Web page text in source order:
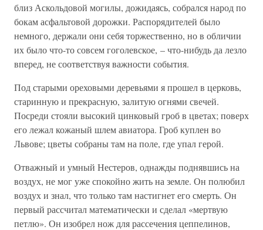
близ Аскольдовой могилы, дожидаясь, собрался народ по
бокам асфальтовой дорожки. Распорядителей было
немного, держали они себя торжественно, но в обличии
их было что-то совсем гоголевское, – что-нибудь да лезло
вперед, не соответствуя важности события.
Под старыми ореховыми деревьями я прошел в церковь,
старинную и прекрасную, залитую огнями свечей.
Посреди стояли высокий цинковый гроб в цветах; поверх
его лежал кожаный шлем авиатора. Гроб куплен во
Львове; цветы собраны там на поле, где упал герой.
Отважный и умный Нестеров, однажды поднявшись на
воздух, не мог уже спокойно жить на земле. Он полюбил
воздух и знал, что только там настигнет его смерть. Он
первый рассчитал математически и сделал «мертвую
петлю». Он изобрел нож для рассечения цеппелинов,